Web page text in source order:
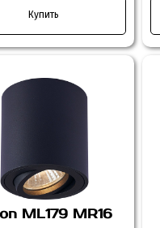
Купить
ML179 MR16